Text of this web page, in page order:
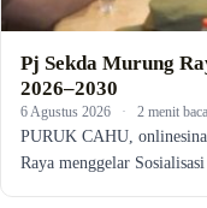
Pj Sekda Murung
2026–2030
6 Agustus 2026 · 2 menit baca
PURUK CAHU,
Raya menggelar